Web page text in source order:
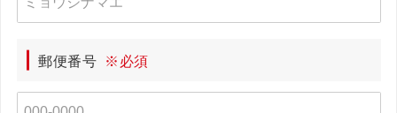
郵便番号 ※必須